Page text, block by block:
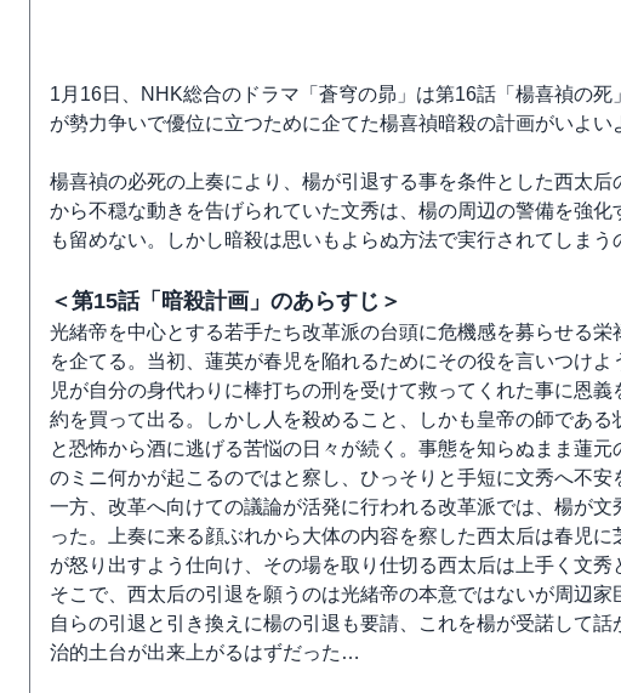
1月16日、NHK総合のドラマ「蒼穹の昴」は第16話「楊喜禎の
が勢力争いで優位に立つために企てた楊喜禎暗殺の計画がいよい
楊喜禎の必死の上奏により、楊が引退する事を条件とした西太
から不穏な動きを告げられていた文秀は、楊の周辺の警備を強
も留めない。しかし暗殺は思いもよらぬ方法で実行されてしまう
＜第15話「暗殺計画」のあらすじ＞
光緒帝を中心とする若手たち改革派の台頭に危機感を募らせる
を企てる。当初、蓮英が春児を陥れるためにその役を言いつけ
児が自分の身代わりに棒打ちの刑を受けて救ってくれた事に恩
約を買って出る。しかし人を殺めること、しかも皇帝の師であ
と恐怖から酒に逃げる苦悩の日々が続く。事態を知らぬまま蓮
のミニ何かが起こるのではと察し、ひっそりと手短に文秀へ不安
一方、改革へ向けての議論が活発に行われる改革派では、楊が
った。上奏に来る顔ぶれから大体の内容を察した西太后は春児
が怒り出すよう仕向け、その場を取り仕切る西太后は上手く文秀
そこで、西太后の引退を願うのは光緒帝の本意ではないが周辺
自らの引退と引き換えに楊の引退も要請、これを楊が受諾して
治的土台が出来上がるはずだった…